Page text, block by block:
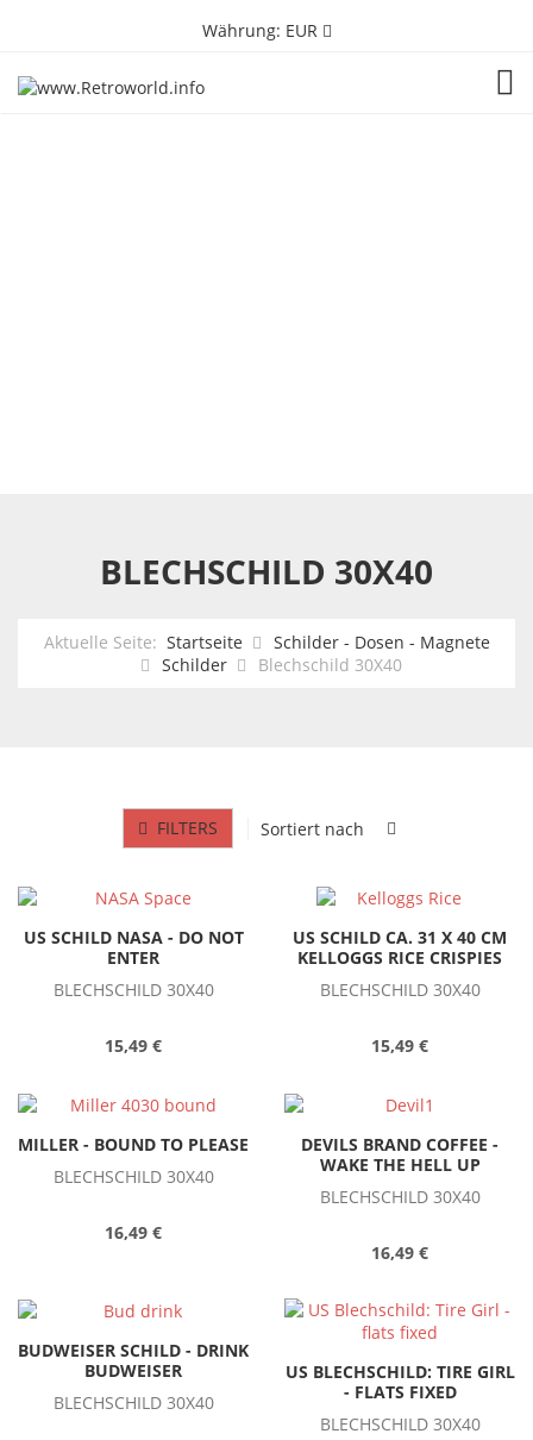
Währung: EUR
BLECHSCHILD 30X40
Aktuelle Seite: Startseite
Schilder - Dosen - Magnete
Schilder
Blechschild 30X40
FILTERS Sortiert nach
US SCHILD NASA - DO NOT
ENTER
BLECHSCHILD 30X40
15,49 €
US SCHILD CA. 31 X 40 CM
KELLOGGS RICE CRISPIES
BLECHSCHILD 30X40
15,49 €
MILLER - BOUND TO PLEASE
BLECHSCHILD 30X40
16,49 €
DEVILS BRAND COFFEE -
WAKE THE HELL UP
BLECHSCHILD 30X40
16,49 €
BUDWEISER SCHILD - DRINK
BUDWEISER
BLECHSCHILD 30X40
US BLECHSCHILD: TIRE GIRL
- FLATS FIXED
BLECHSCHILD 30X40